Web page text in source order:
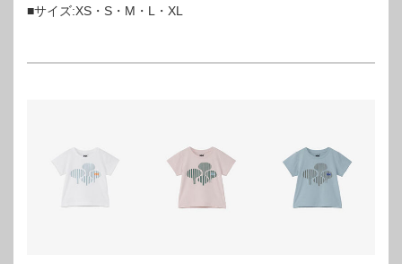
■サイズ:XS・S・M・L・XL